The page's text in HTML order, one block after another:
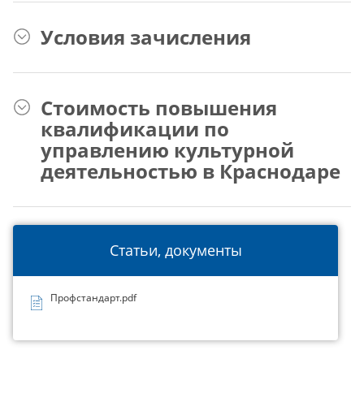
Статьи, документы
Профстандарт.pdf
Условия зачисления
Стоимость повышения
квалификации по
управлению культурной
деятельностью в Краснодаре